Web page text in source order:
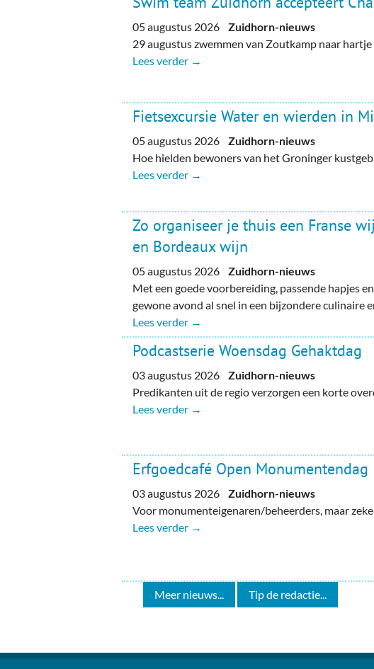
05 augustus 2026Zuidhorn-nieuws
29 augustus zwemmen van Zoutkamp naar
Lees verder →
Fietsexcursie Water en wierden in
05 augustus 2026Zuidhorn-nieuws
Hoe hielden bewoners van het Groninger
Lees verder →
Zo organiseer je thuis een Franse
en Bordeaux wijn
05 augustus 2026Zuidhorn-nieuws
Met een goede voorbereiding, passende hapjes
gewone avond al snel in een bijzondere culinaire
Lees verder →
Podcastserie Woensdag Gehaktdag
03 augustus 2026Zuidhorn-nieuws
Predikanten uit de regio verzorgen een korte
Lees verder →
Erfgoedcafé Open Monumentendag
03 augustus 2026Zuidhorn-nieuws
Voor monumenteigenaren/beheerders, maar
Lees verder →
Meer nieuws... Tip de redactie...